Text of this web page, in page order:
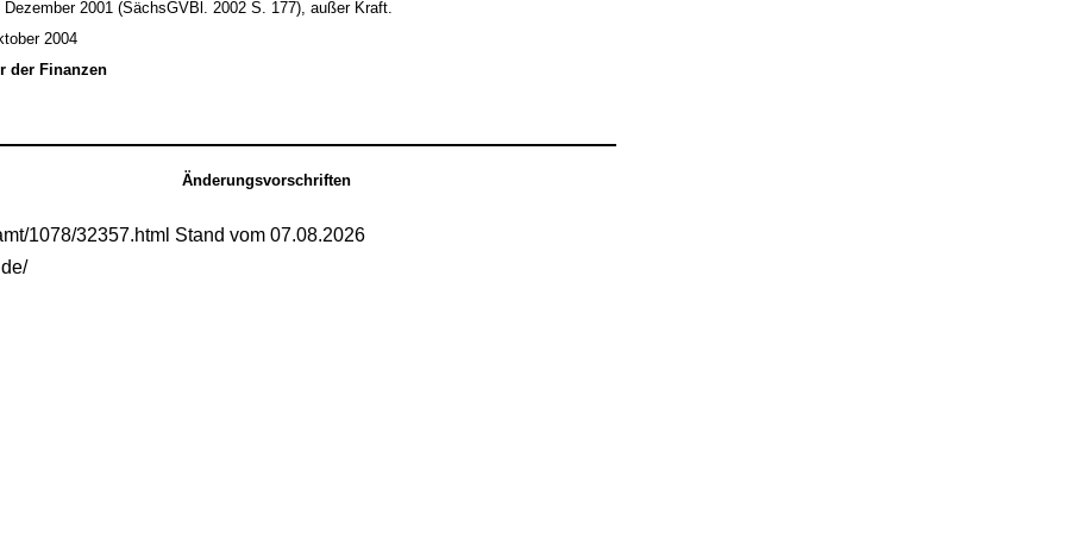
2001 (SächsGVBl. 2002 S. 177), außer Kraft.
2004
der Finanzen
Änderungsvorschriften
1078/32357.html Stand vom 07.08.2026